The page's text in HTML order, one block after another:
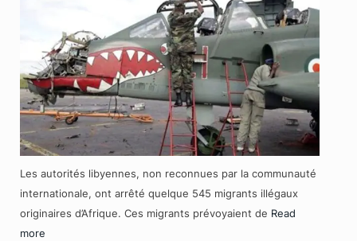
Les autorités libyennes, non reconnues par la communauté
internationale, ont arrêté quelque 545 migrants illégaux
originaires d’Afrique. Ces migrants prévoyaient de Read
more